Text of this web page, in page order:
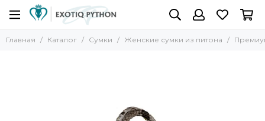
Главная Каталог Сумки Женские сумки из питона